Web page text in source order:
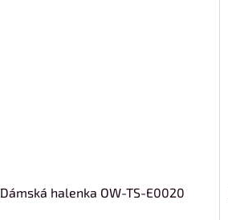
Dámská halenka OW-TS-E0020